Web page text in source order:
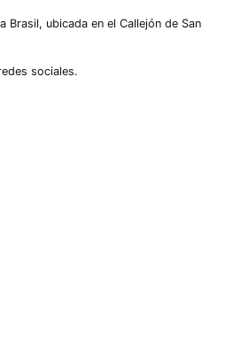
ubicada en el Callejón de San
sociales.